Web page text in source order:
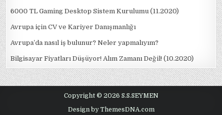
6000 TL Gaming Desktop Sistem Kurulumu (11.2020)
Avrupa için CV ve Kariyer Danışmanlığı
Avrupa’da nasıl iş bulunur? Neler yapmalıyım?
Bilgisayar Fiyatları Düşüyor! Alım Zamanı Değil! (10.2020)
Copyright © 2026 S.S.SEYMEN
Design by ThemesDNA.com